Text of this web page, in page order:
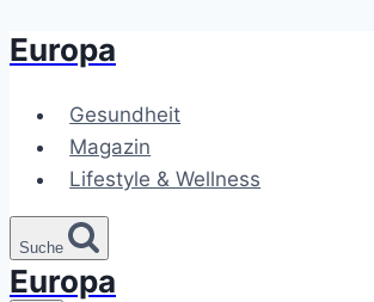
Zum
springen
Europa
Gesundheit
Magazin
Lifestyle & Wellness
Suche
Europa